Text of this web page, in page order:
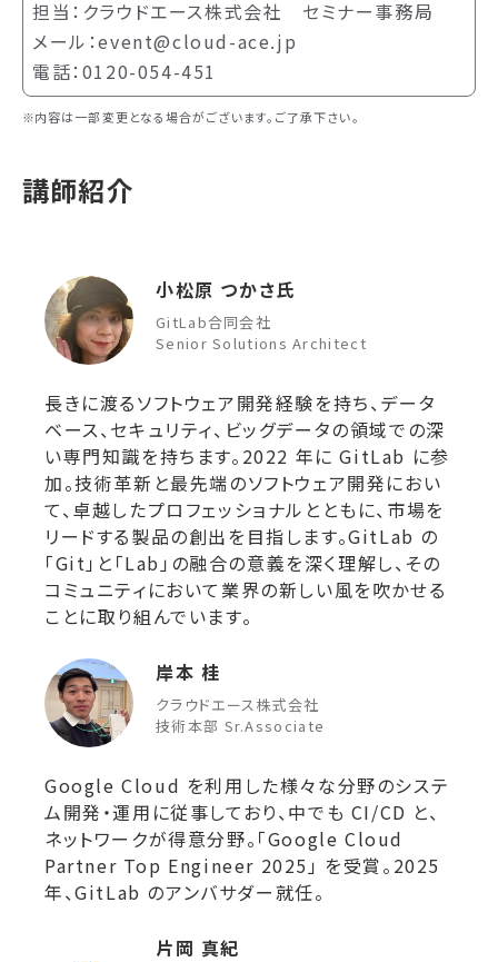
担当：クラウドエース株式会社 セミナー事務局
メール：event@cloud-ace.jp
電話：0120-054-451
内容は一部変更となる場合がございます。ご了承下さい。
講師紹介
小松原 つかさ氏
GitLab合同会社
Senior Solutions Architect
長きに渡るソフトウェア開発経験を持ち、データ
ベース、セキュリティ、ビッグデータの領域での深
い専門知識を持ちます。2022 年に GitLab に参
加。技術革新と最先端のソフトウェア開発におい
て、卓越したプロフェッショナルとともに、市場を
リードする製品の創出を目指します。GitLab の
「Git」と「Lab」の融合の意義を深く理解し、その
コミュニティにおいて業界の新しい風を吹かせる
ことに取り組んでいます。
岸本 桂
クラウドエース株式会社
技術本部 Sr.Associate
Google Cloud を利用した様々な分野のシステ
ム開発・運用に従事しており、中でも CI/CD と、
ネットワークが得意分野。「Google Cloud
Partner Top Engineer 2025」 を受賞。2025
年、GitLab のアンバサダー就任。
片岡 真紀